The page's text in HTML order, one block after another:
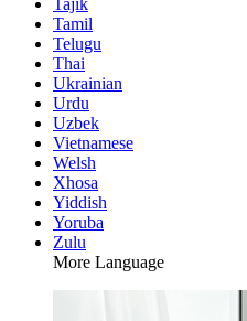
Tajik
Tamil
Telugu
Thai
Ukrainian
Urdu
Uzbek
Vietnamese
Welsh
Xhosa
Yiddish
Yoruba
Zulu
More Language